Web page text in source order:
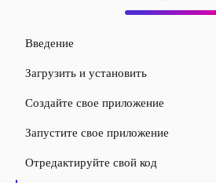
Введение
Загрузить и установить
Создайте свое приложение
Запустите свое приложение
Отредактируйте свой код